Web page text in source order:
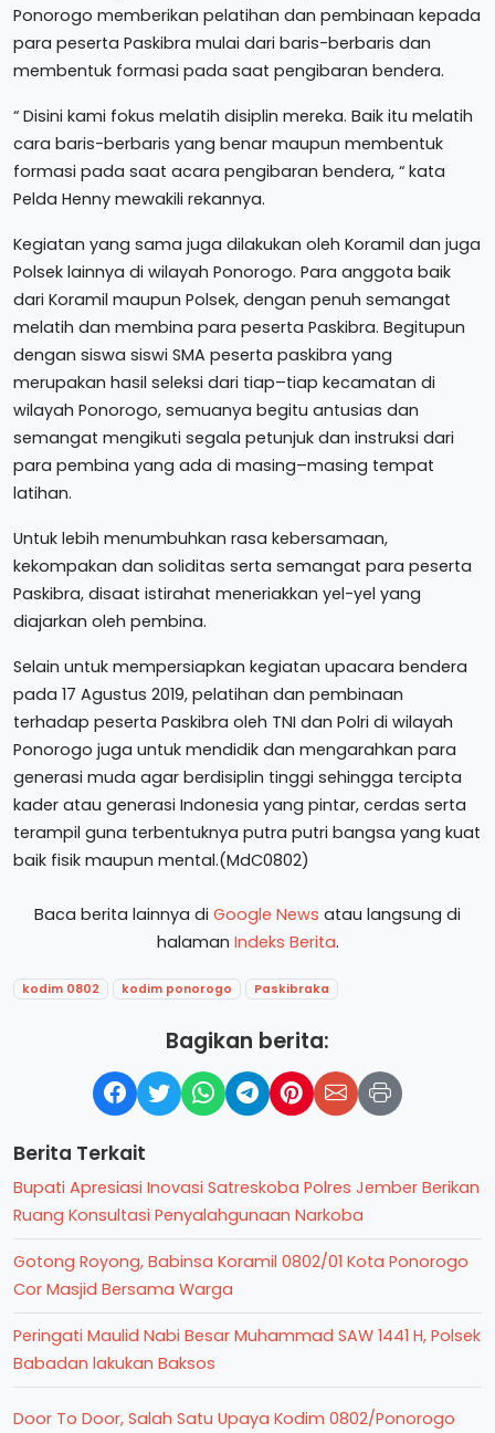
Ponorogo memberikan pelatihan dan pembinaan kepada
para peserta Paskibra mulai dari baris-berbaris dan
membentuk formasi pada saat pengibaran bendera.
“ Disini kami fokus melatih disiplin mereka. Baik itu melatih
cara baris-berbaris yang benar maupun membentuk
formasi pada saat acara pengibaran bendera, “ kata
Pelda Henny mewakili rekannya.
Kegiatan yang sama juga dilakukan oleh Koramil dan juga
Polsek lainnya di wilayah Ponorogo. Para anggota baik
dari Koramil maupun Polsek, dengan penuh semangat
melatih dan membina para peserta Paskibra. Begitupun
dengan siswa siswi SMA peserta paskibra yang
merupakan hasil seleksi dari tiap–tiap kecamatan di
wilayah Ponorogo, semuanya begitu antusias dan
semangat mengikuti segala petunjuk dan instruksi dari
para pembina yang ada di masing–masing tempat
latihan.
Untuk lebih menumbuhkan rasa kebersamaan,
kekompakan dan soliditas serta semangat para peserta
Paskibra, disaat istirahat meneriakkan yel-yel yang
diajarkan oleh pembina.
Selain untuk mempersiapkan kegiatan upacara bendera
pada 17 Agustus 2019, pelatihan dan pembinaan
terhadap peserta Paskibra oleh TNI dan Polri di wilayah
Ponorogo juga untuk mendidik dan mengarahkan para
generasi muda agar berdisiplin tinggi sehingga tercipta
kader atau generasi Indonesia yang pintar, cerdas serta
terampil guna terbentuknya putra putri bangsa yang kuat
baik fisik maupun mental.(MdC0802)
Baca berita lainnya di Google News atau langsung di
halaman Indeks Berita.
kodim 0802 kodim ponorogo Paskibraka
Bagikan berita:
Berita Terkait
Bupati Apresiasi Inovasi Satreskoba Polres Jember Berikan
Ruang Konsultasi Penyalahgunaan Narkoba
Gotong Royong, Babinsa Koramil 0802/01 Kota Ponorogo
Cor Masjid Bersama Warga
Peringati Maulid Nabi Besar Muhammad SAW 1441 H, Polsek
Babadan lakukan Baksos
Door To Door, Salah Satu Upaya Kodim 0802/Ponorogo